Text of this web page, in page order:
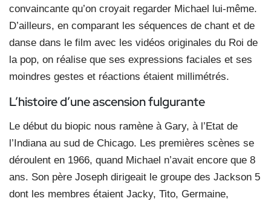
convaincante qu’on croyait regarder Michael lui-même.
D’ailleurs, en comparant les séquences de chant et de
danse dans le film avec les vidéos originales du Roi de
la pop, on réalise que ses expressions faciales et ses
moindres gestes et réactions étaient millimétrés.
L’histoire d’une ascensionfulgurante
Le début du biopic nous ramène à Gary, à l’Etat de
l’Indiana au sud de Chicago. Les premières scènes se
déroulent en 1966, quand Michael n’avait encore que 8
ans. Son père Joseph dirigeait le groupe des Jackson 5
dont les membres étaient Jacky, Tito, Germaine,